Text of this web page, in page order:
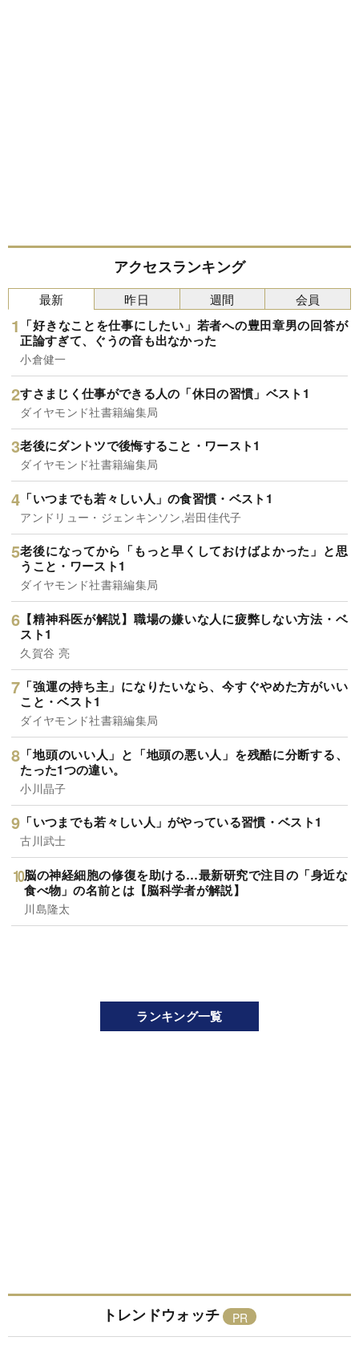
アクセスランキング
最新
「好きなことを仕事にしたい」若者への豊田章男の回答が
正論すぎて、ぐうの音も出なかった
小倉健一
すさまじく仕事ができる人の「休日の習慣」ベスト1
ダイヤモンド社書籍編集局
老後にダントツで後悔すること・ワースト1
ダイヤモンド社書籍編集局
「いつまでも若々しい人」の食習慣・ベスト1
アンドリュー・ジェンキンソン,岩田佳代子
老後になってから「もっと早くしておけばよかった」と思
うこと・ワースト1
ダイヤモンド社書籍編集局
【精神科医が解説】職場の嫌いな人に疲弊しない方法・ベ
スト1
久賀谷 亮
「強運の持ち主」になりたいなら、今すぐやめた方がいい
こと・ベスト1
ダイヤモンド社書籍編集局
「地頭のいい人」と「地頭の悪い人」を残酷に分断する、
たった1つの違い。
小川晶子
「いつまでも若々しい人」がやっている習慣・ベスト1
古川武士
脳の神経細胞の修復を助ける…最新研究で注目の「身近な
食べ物」の名前とは【脳科学者が解説】
川島隆太
昨日 週間 会員
ランキング一覧
トレンドウォッチ